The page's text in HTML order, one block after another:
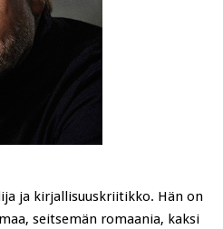
ja kirjallisuuskriitikko. Hän on
seitsemän romaania, kaksi